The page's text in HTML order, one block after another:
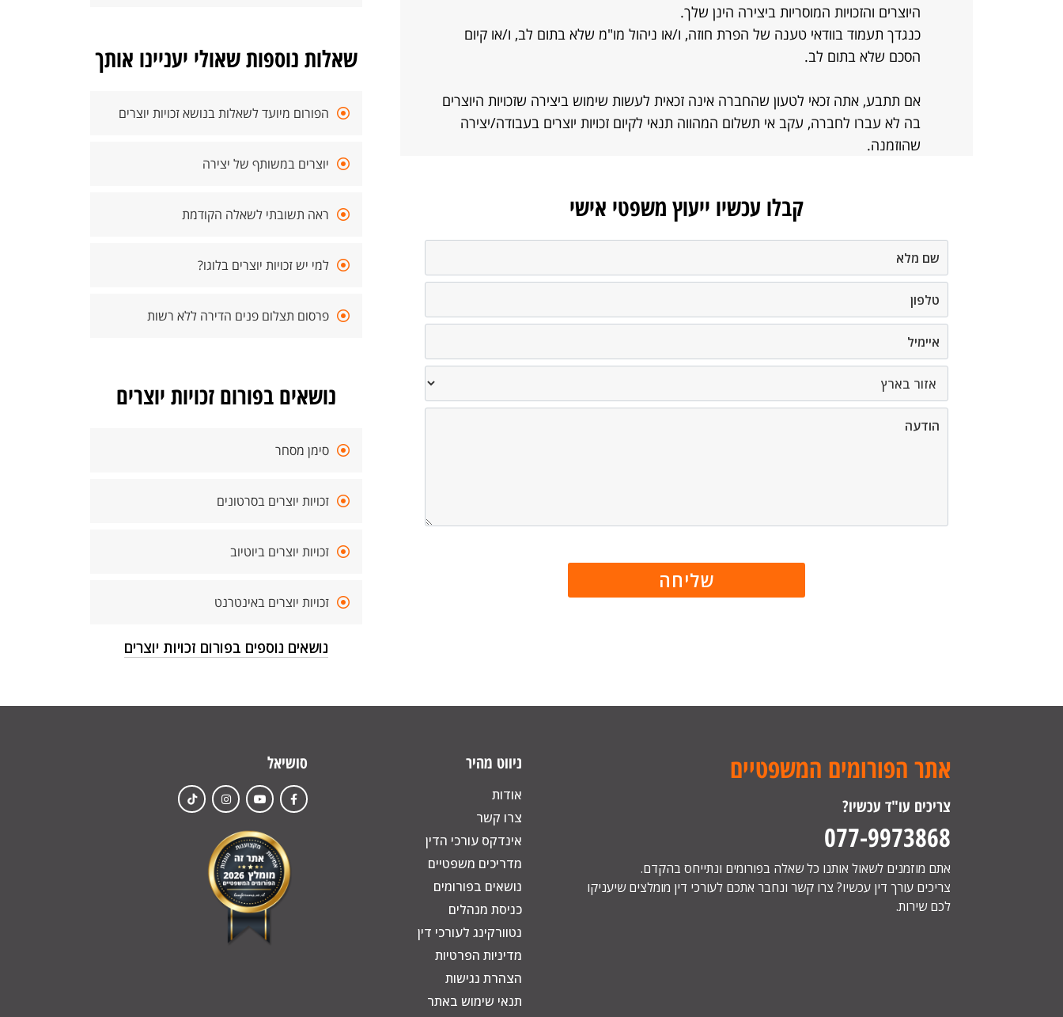
היוצרים והזכויות המוסריות ביצירה הינן שלך.
כנגדך תעמוד בוודאי טענה של הפרת חוזה, ו/או ניהול מו"מ שלא בתום לב, ו/או קיום
הסכם שלא בתום לב.
אם תתבע, אתה זכאי לטעון שהחברה אינה זכאית לעשות שימוש ביצירה שזכויות היוצרים
בה לא עברו לחברה, עקב אי תשלום המהווה תנאי לקיום זכויות יוצרים בעבודה/יצירה
שהוזמנה.
קבלו עכשיו ייעוץ משפטי אישי
שאלות נוספות שאולי יעניינו אותך
הפורום מיועד לשאלות בנושא זכויות יוצרים
יוצרים במשותף של יצירה
ראה תשובתי לשאלה הקודמת
למי יש זכויות יוצרים בלוגו?
פרסום תצלום פנים הדירה ללא רשות
נושאים בפורום זכויות יוצרים
סימן מסחר
זכויות יוצרים בסרטונים
זכויות יוצרים ביוטיוב
זכויות יוצרים באינטרנט
נושאים נוספים בפורום זכויות יוצרים
אתר הפורומים המשפטיים
צריכים עו"ד עכשיו?
077-9973868
אתם מוזמנים לשאול אותנו כל שאלה בפורומים ונתייחס בהקדם.
צריכים עורך דין עכשיו? צרו קשר ונחבר אתכם לעורכי דין מומלצים שיעניקו
לכם שירות.
ניווט מהיר
אודות
צרו קשר
אינדקס עורכי הדין
מדריכים משפטיים
נושאים בפורומים
כניסת מנהלים
נטוורקינג לעורכי דין
מדיניות הפרטיות
הצהרת נגישות
תנאי שימוש באתר
סושיאל